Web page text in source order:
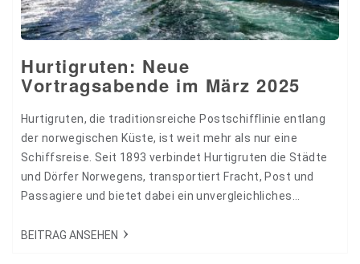
Hurtigruten: Neue
Vortragsabende im März 2025
Hurtigruten, die traditionsreiche Postschifflinie entlang
der norwegischen Küste, ist weit mehr als nur eine
Schiffsreise. Seit 1893 verbindet Hurtigruten die Städte
und Dörfer Norwegens, transportiert Fracht, Post und
Passagiere und bietet dabei ein unvergleichliches
BEITRAG ANSEHEN